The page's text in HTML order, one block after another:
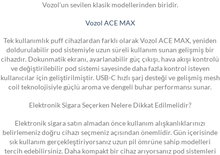
Vozol’un sevilen klasik modellerinden biridir.
Vozol ACE MAX
Tek kullanımlık puff cihazlardan farklı olarak Vozol ACE MAX, yeniden
doldurulabilir pod sistemiyle uzun süreli kullanım sunan gelişmiş bir
cihazdır. Dokunmatik ekranı, ayarlanabilir güç çıkışı, hava akışı kontrolü
ve değiştirilebilir pod sistemi sayesinde daha fazla kontrol isteyen
kullanıcılar için geliştirilmiştir. USB-C hızlı şarj desteği ve gelişmiş mesh
coil teknolojisiyle güçlü aroma ve dengeli buhar performansı sunar.
Elektronik Sigara Seçerken Nelere Dikkat Edilmelidir?
Elektronik sigara satın almadan önce kullanım alışkanlıklarınızı
belirlemeniz doğru cihazı seçmeniz açısından önemlidir. Gün içerisinde
sık kullanım gerçekleştiriyorsanız uzun pil ömrüne sahip modelleri
tercih edebilirsiniz. Daha kompakt bir cihaz arıyorsanız pod sistemleri